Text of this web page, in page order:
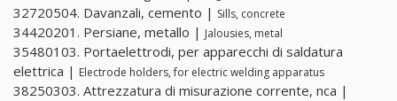
32720504. Davanzali, cemento | Sills, concrete
34420201. Persiane, metallo | Jalousies, metal
35480103. Portaelettrodi, per apparecchi di saldatura
elettrica | Electrode holders, for electric welding apparatus
38250303. Attrezzatura di misurazione corrente, nca |